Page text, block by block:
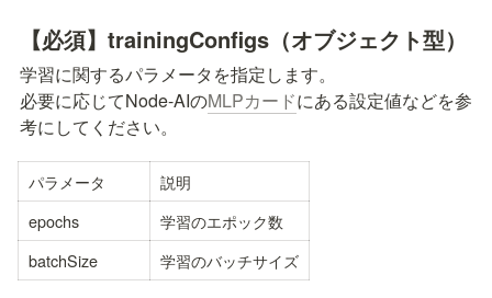
【必須】 trainingConfigs（オブジェクト型）
学習に関するパラメータを指定します。
必要に応じてNode-AIのMLPカードにある設定値などを参
考にしてください。
パラメータ
説明
epochs
学習のエポック数
batchSize
学習のバッチサイズ